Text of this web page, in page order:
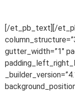
[/et_pb_text][/
gutter_width=”1″